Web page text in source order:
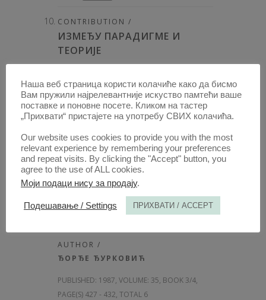
CONTRIBUTION /
ИЗМЕЂУ ПАРАДИГМЕ И
ТЕОРИЈЕ
ЉУБИША СТАНОЈЕВИЋ
PUBLISHED:1987, VOLUME: 35, BOOK 3/4,
PAGE(S) 415 - 426, TOTAL 12
OPEN CIR
COMMENTARY ON COURT
ОДЛУКЕ УСТАВНОГ СУДА
AUTHOR /
ЂОРЂЕ ЂУРКОВИЋ
PUBLISHED: 1987, VOLUME: 35, BOOK 3/4,
PAGE(S) 427 - 432, TOTAL 6
Наша веб страница користи колачиће како да бисмо
Вам пружили најрелевантније искуство памтећи ваше
поставке и поновне посете. Кликом на тастер
„Прихвати“ пристајете на употребу СВИХ колачића.
Our website uses cookies to provide you with the most
relevant experience by remembering your preferences
and repeat visits. By clicking the "Accept" button, you
agree to the use of ALL cookies.
Моји подаци нису за продају.
Подешавање / Settings ПРИХВАТИ / ACCEPT